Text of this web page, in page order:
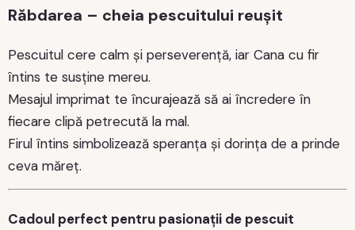
Răbdarea – cheia pescuitului reușit
Pescuitul cere calm și perseverență, iar Cana cu fir
întins te susține mereu.
Mesajul imprimat te încurajează să ai încredere în
fiecare clipă petrecută la mal.
Firul întins simbolizează speranța și dorința de a prinde
ceva măreț.
Cadoul perfect pentru pasionații de pescuit